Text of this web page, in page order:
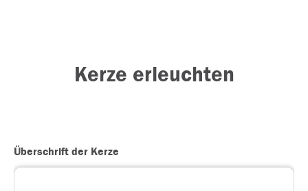
Kerze erleuchten
Überschrift der Kerze